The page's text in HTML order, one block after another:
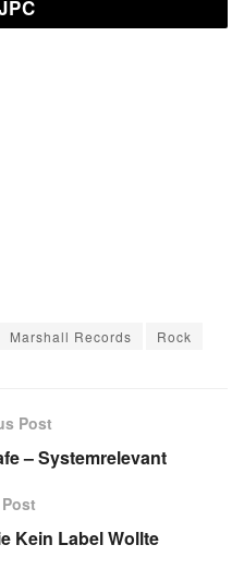
Marshall Records Rock
Post
– Systemrelevant
Kein Label Wollte